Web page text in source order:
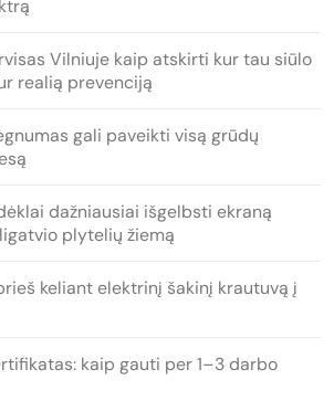
Vilniuje kaip atskirti kur tau siūlo
realią prevenciją
gali paveikti visą grūdų
dažniausiai išgelbsti ekraną
plytelių žiemą
keliant elektrinį šakinį krautuvą į
kaip gauti per 1–3 darbo